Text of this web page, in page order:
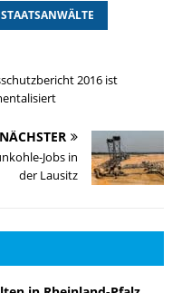
2016 ist
NÄCHSTER
Jobs in
der Lausitz